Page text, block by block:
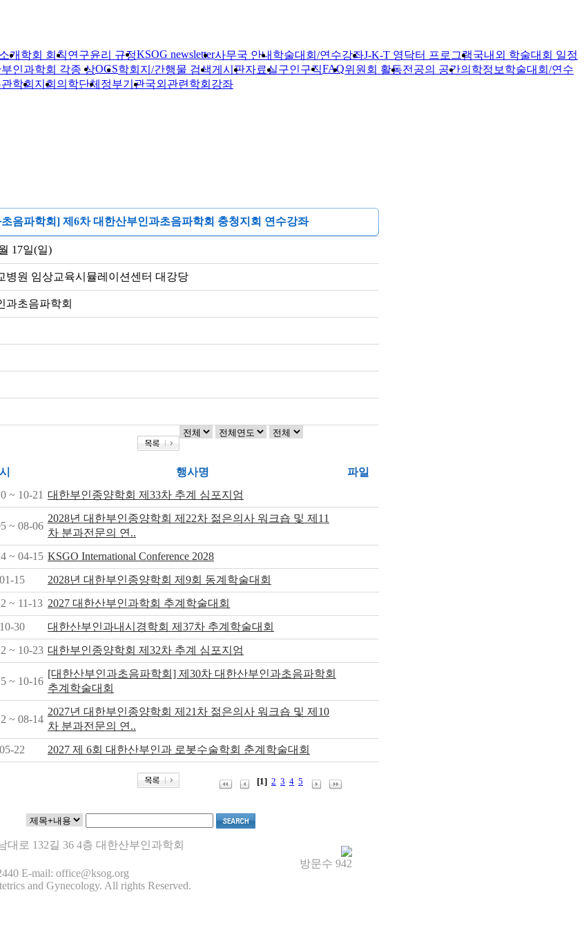
개 학회 회칙연구윤리 규정KSOG newsletter사무국 안내 학술대회/연수강좌J-K-T 영닥터 프로그램국내외 학술대회 일정
인과학회 각종 상OGS학회지/간행물 검색게시판자료실구인구직FAQ위원회 활동전공의 공간의학정보
학회 지회 의학단체 정부기관국외관련학회
학술대회/연수
강좌
음파학회] 제6차 대한산부인과초음파학회 충청지회 연수강좌
17일(일)
병원 임상교육시뮬레이션센터 대강당
과초음파학회
행사명
파일
~ 10-21 대한부인종양학회 제33차 추계 심포지엄
~ 08-06
2028년 대한부인종양학회 제22차 젊은의사 워크숍 및 제11
차 분과전문의 연..
~ 04-15 KSGO International Conference 2028
15
2028년 대한부인종양학회 제9회 동계학술대회
~ 11-13 2027 대한산부인과학회 추계학술대회
30
대한산부인과내시경학회 제37차 추계학술대회
~ 10-23 대한부인종양학회 제32차 추계 심포지엄
~ 10-16
[대한산부인과초음파학회] 제30차 대한산부인과초음파학회
추계학술대회
~ 08-14
2027년 대한부인종양학회 제21차 젊은의사 워크숍 및 제10
차 분과전문의 연..
22 2027 제 6회 대한산부인과 로봇수술학회 춘계학술대회
[1] 2 3 4 5
대로 132길 36 4층 대한산부인과학회
E-mail: office@ksog.org
and Gynecology. All rights Reserved.
방문수 942